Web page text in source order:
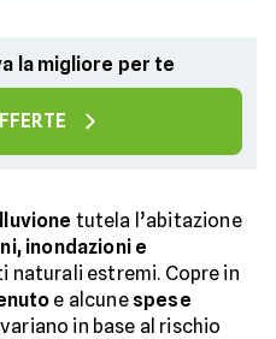
la migliore per te
tutela l’abitazione
inondazioni e
naturali estremi. Copre in
e alcune spese
in base al rischio